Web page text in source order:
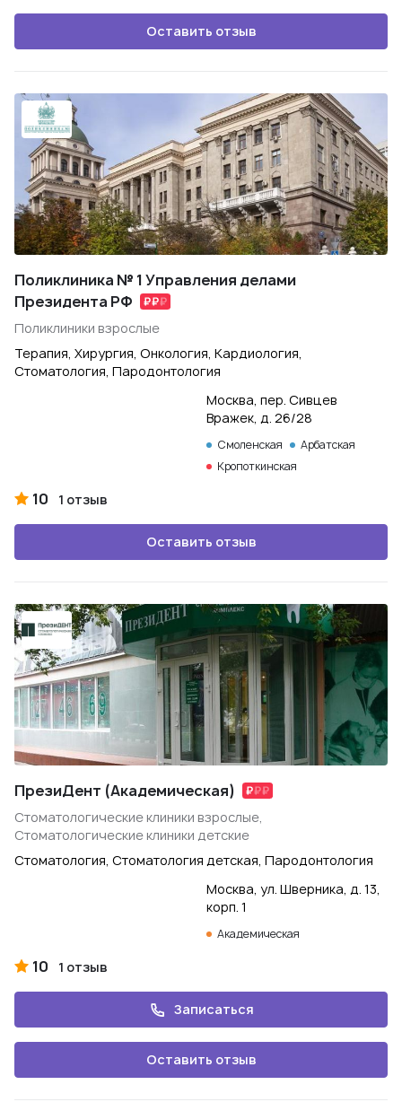
Оставить отзыв
Поликлиника № 1 Управления делами
Президента РФ
Поликлиники взрослые
Терапия, Хирургия, Онкология, Кардиология,
Стоматология, Пародонтология
Москва, пер. Сивцев
Вражек, д. 26/28
Смоленская
Арбатская
Кропоткинская
10 1 отзыв
Оставить отзыв
ПрезиДент (Академическая)
Стоматологические клиники взрослые,
Стоматологические клиники детские
Стоматология, Стоматология детская, Пародонтология
Москва, ул. Шверника, д. 13,
корп. 1
Академическая
10 1 отзыв
Записаться
Оставить отзыв